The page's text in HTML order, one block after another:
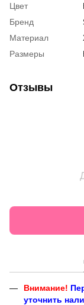
Цвет
Бренд
Материал
Размеры
Отзывы
Внимание!
уточнить